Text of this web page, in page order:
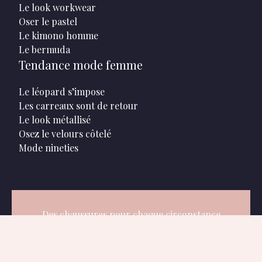
Le look workwear
Oser le pastel
Le kimono homme
Le bermuda
Tendance mode femme
Le léopard s’impose
Les carreaux sont de retour
Le look métallisé
Osez le velours côtelé
Mode nineties
Des chaussures pour chaque circonstance